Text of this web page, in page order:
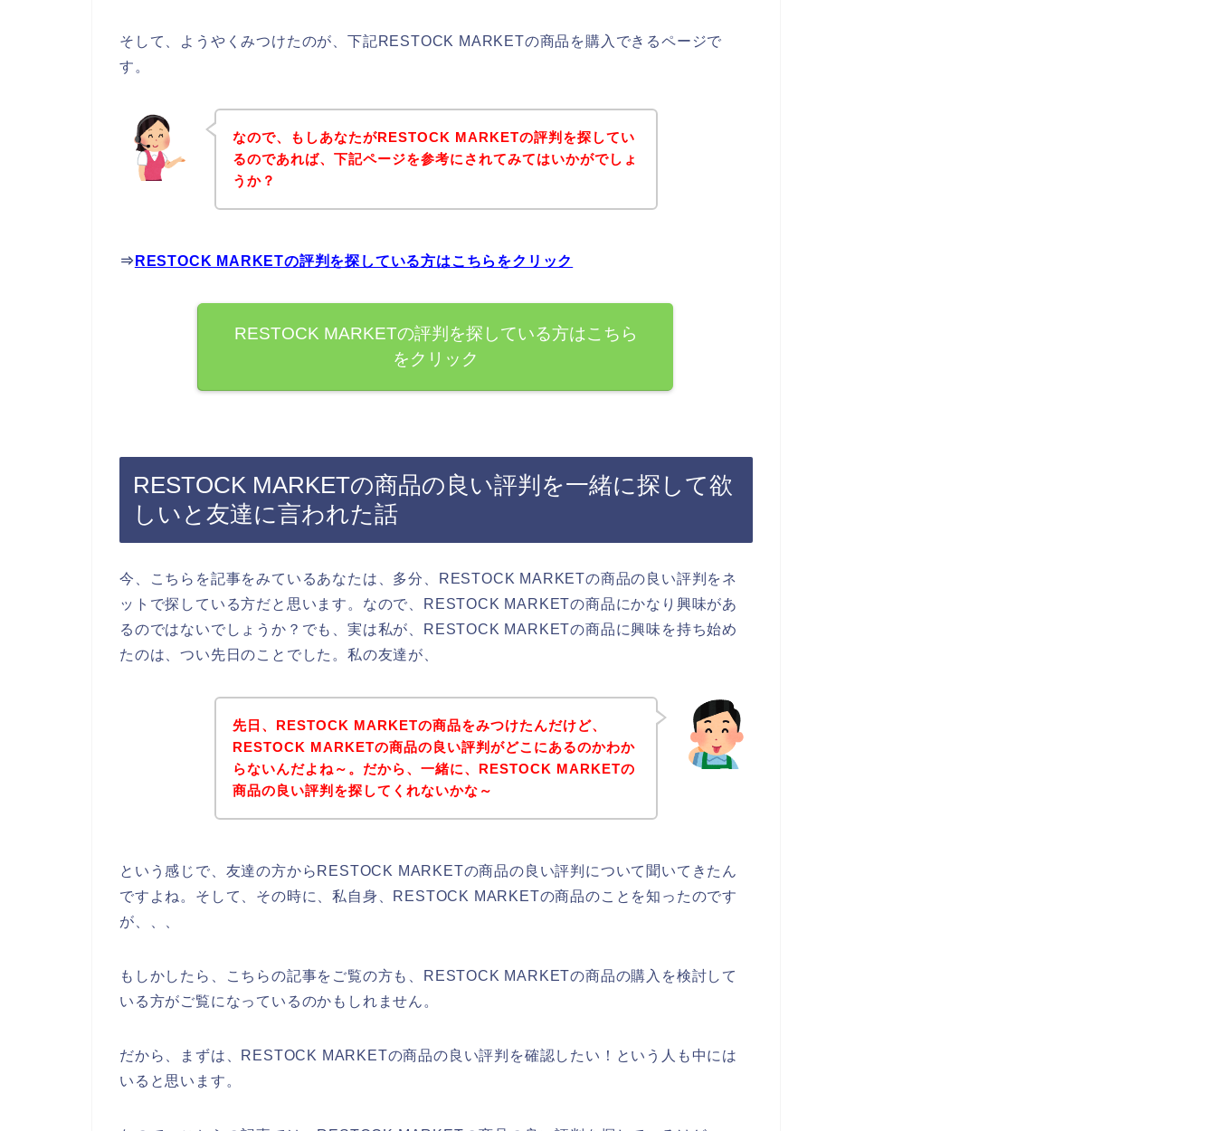
そして、ようやくみつけたのが、下記RESTOCK MARKETの商品を購入できるページで
す。
なので、もしあなたがRESTOCK MARKETの評判を探してい
るのであれば、下記ページを参考にされてみてはいかがでしょ
うか？
⇒ RESTOCK MARKETの評判を探している方はこちらをクリック
RESTOCK MARKETの評判を探している方はこちら
をクリック
RESTOCK MARKETの商品の良い評判を一緒に探して欲
しいと友達に言われた話
今、こちらを記事をみているあなたは、多分、RESTOCK MARKETの商品の良い評判をネ
ットで探している方だと思います。なので、RESTOCK MARKETの商品にかなり興味があ
るのではないでしょうか？でも、実は私が、RESTOCK MARKETの商品に興味を持ち始め
たのは、つい先日のことでした。私の友達が、
先日、RESTOCK MARKETの商品をみつけたんだけど、
RESTOCK MARKETの商品の良い評判がどこにあるのかわか
らないんだよね～。だから、一緒に、RESTOCK MARKETの
商品の良い評判を探してくれないかな～
という感じで、友達の方からRESTOCK MARKETの商品の良い評判について聞いてきたん
ですよね。そして、その時に、私自身、RESTOCK MARKETの商品のことを知ったのです
が、、、
もしかしたら、こちらの記事をご覧の方も、RESTOCK MARKETの商品の購入を検討して
いる方がご覧になっているのかもしれません。
だから、まずは、RESTOCK MARKETの商品の良い評判を確認したい！という人も中には
いると思います。